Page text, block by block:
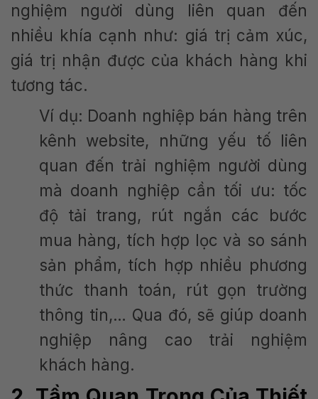
nghiệm người dùng liên quan đến
nhiều khía cạnh như: giá trị cảm xúc,
giá trị nhận được của khách hàng khi
tương tác.
Ví dụ: Doanh nghiệp bán hàng trên
kênh website, những yếu tố liên
quan đến trải nghiệm người dùng
mà doanh nghiệp cần tối ưu: tốc
độ tải trang, rút ngắn các bước
mua hàng, tích hợp lọc và so sánh
sản phẩm, tích hợp nhiều phương
thức thanh toán, rút gọn trường
thông tin,… Qua đó, sẽ giúp doanh
nghiệp nâng cao trải nghiệm
khách hàng.